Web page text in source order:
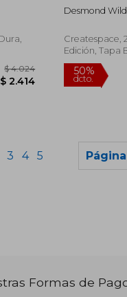
Their Life,
and Spells
Desmond
Createspace,
Edición, Tapa
Nuevo
3 4 5
Formas de